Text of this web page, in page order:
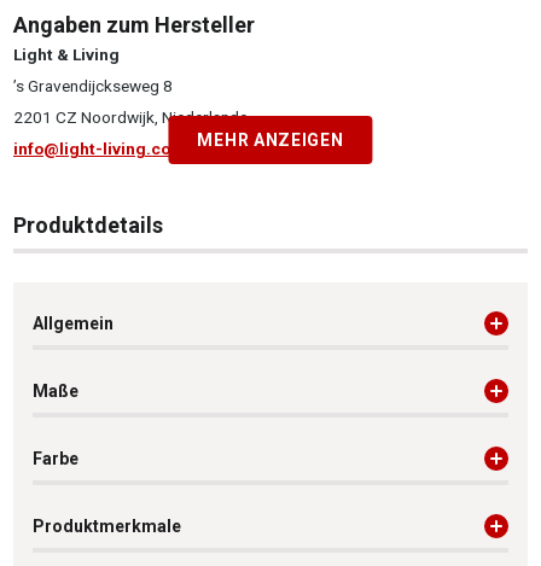
Angaben zum Hersteller
Light & Living
’s Gravendijckseweg 8
2201 CZ Noordwijk, Niederlande
info@light-living.com
MEHR ANZEIGEN
Produktdetails
Allgemein
Maße
Farbe
Produktmerkmale